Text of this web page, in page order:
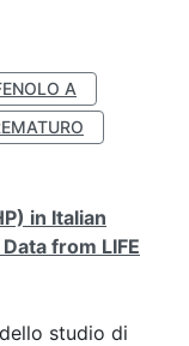
A
in Italian
from LIFE
studio di